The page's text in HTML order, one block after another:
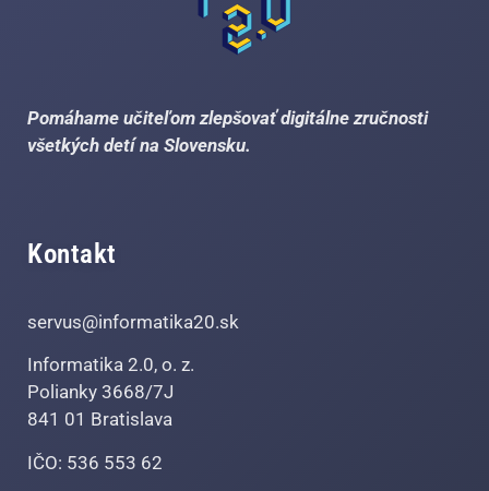
Pomáhame učiteľom zlepšovať digitálne zručnosti
všetkých detí na Slovensku.
Kontakt
servus@informatika20.sk
Informatika 2.0, o. z.
Polianky 3668/7J
841 01 Bratislava
IČO: 536 553 62